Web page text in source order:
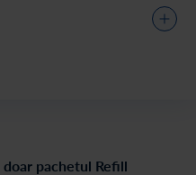
pachetul Refill